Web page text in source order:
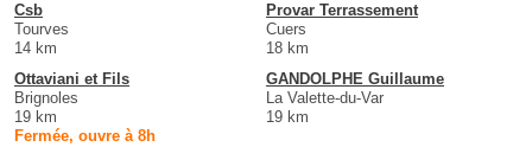
Csb
Tourves
14 km
Provar Terrassement
Cuers
18 km
Ottaviani et Fils
Brignoles
19 km
Fermée, ouvre à 8h
GANDOLPHE Guillaume
La Valette-du-Var
19 km